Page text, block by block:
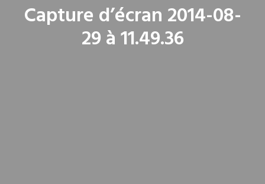
Capture d’écran 2014-08-
29 à 11.49.36